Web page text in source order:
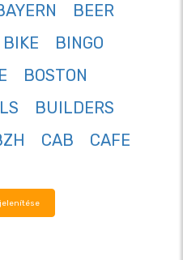
BEER
BIKE
BINGO
BOSTON
BUILDERS
CAB
CAFE